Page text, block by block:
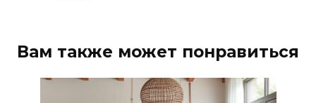
Вам также может понравиться